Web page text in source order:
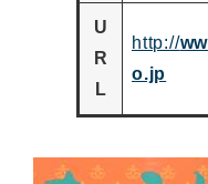
U
R
L
http://
o.jp